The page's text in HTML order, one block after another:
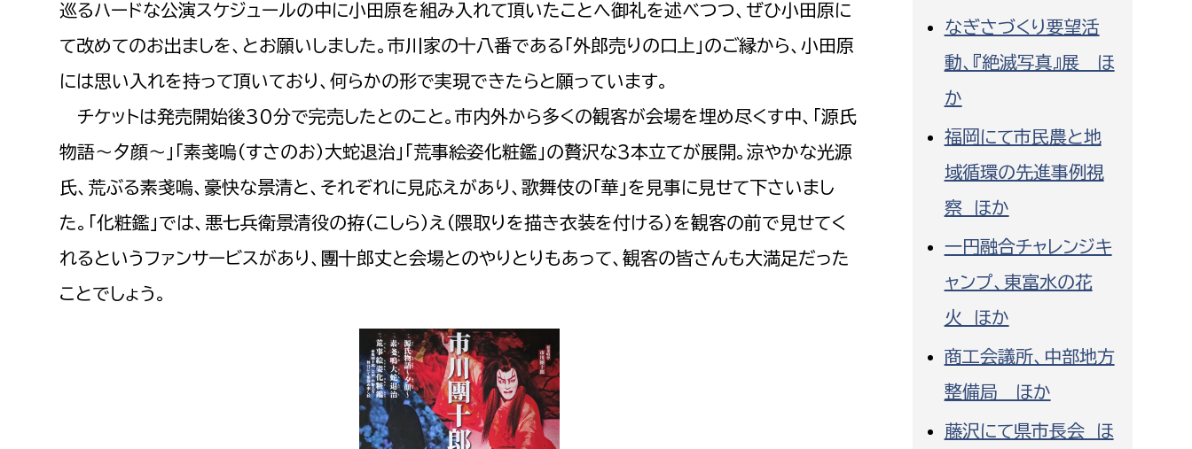
下水道整備課
浄水管理課
農業委員会事務局 議会局
巡るハードな公演スケジュールの中に小田原を組み入れて頂いたことへ御礼を述べつつ、ぜひ小田原に
て改めてのお出ましを、とお願いしました。市川家の十八番である「外郎売りの口上」のご縁から、小田原
には思い入れを持って頂いており、何らかの形で実現できたらと願っています。
チケットは発売開始後30分で完売したとのこと。市内外から多くの観客が会場を埋め尽くす中、「源氏
物語～夕顔～」「素戔嗚（すさのお）大蛇退治」「荒事絵姿化粧鑑」の贅沢な3本立てが展開。涼やかな光源
氏、荒ぶる素戔嗚、豪快な景清と、それぞれに見応えがあり、歌舞伎の「華」を見事に見せて下さいまし
た。「化粧鑑」では、悪七兵衛景清役の拵（こしら）え（隈取りを描き衣装を付ける）を観客の前で見せてく
れるというファンサービスがあり、團十郎丈と会場とのやりとりもあって、観客の皆さんも大満足だった
ことでしょう。
なぎさづくり要望活
動、『絶滅写真』展 ほ
か
福岡にて市民農と地
域循環の先進事例視
察 ほか
一円融合チャレンジキ
ャンプ、東富水の花
火 ほか
商工会議所、中部地方
整備局 ほか
藤沢にて県市長会 ほ